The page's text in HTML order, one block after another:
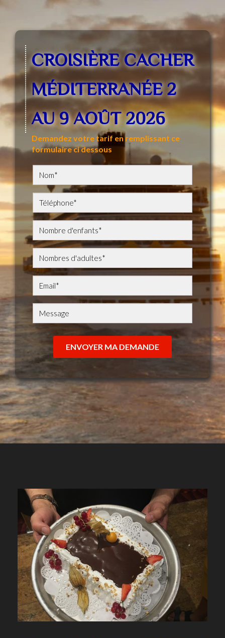
CROISIÈRE CACHER
MÉDITERRANÉE 2
AU 9 AOÛT 2026
Demandez votre tarif en remplissant ce
formulaire ci dessous
ENVOYER MA DEMANDE